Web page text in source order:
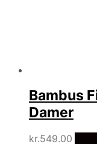
Bambus
Damer
kr.549.00